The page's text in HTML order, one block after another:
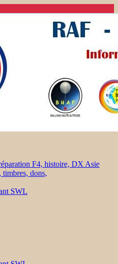
F4, histoire, DX Asie
timbres, dons,
SWL